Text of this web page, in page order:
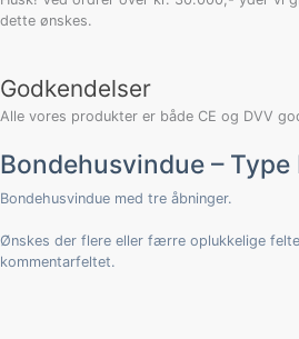
dette ønskes.
Godkendelser
Alle vores produkter er både CE og DVV
Bondehusvindue –
Bondehusvindue med tre åbninger.
Ønskes der flere eller færre oplukkelige
kommentarfeltet.